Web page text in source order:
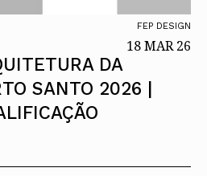
FEP DESIGN
18 MAR 26
DA
SANTO 2026 |